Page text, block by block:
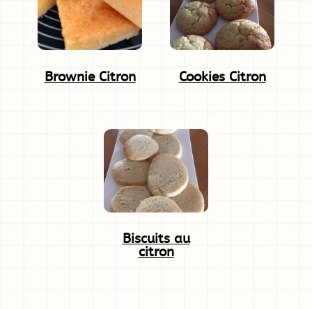
Brownie Citron Cookies Citron
Biscuits au
citron